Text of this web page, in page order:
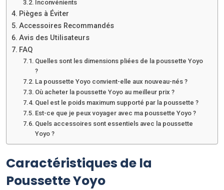
Inconvénients
Pièges à Éviter
Accessoires Recommandés
Avis des Utilisateurs
FAQ
Quelles sont les dimensions pliées de la poussette Yoyo
?
La poussette Yoyo convient-elle aux nouveau-nés ?
Où acheter la poussette Yoyo au meilleur prix ?
Quel est le poids maximum supporté par la poussette ?
Est-ce que je peux voyager avec ma poussette Yoyo ?
Quels accessoires sont essentiels avec la poussette
Yoyo ?
Caractéristiques de la
Poussette Yoyo